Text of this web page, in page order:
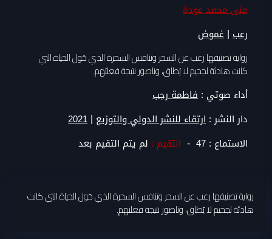
منى محمد عودة
رعب|غموض
رواية تصنيفها رعب عن السحر وتنافس السحرة الذي حَول الحياة التي
كانت هادئة لجحيم لا يُطاق، وناصور نتيجة فعلتهم.
أداء صوتي :فاطمة رجب
دار النشر :ارتقاء للنشر الدولي والتوزيع |
2021
الاستماع : 47
- التقيم : لم يتم التقيم بعد
رواية تصنيفها رعب عن السحر وتنافس السحرة الذي حَول الحياة التي كانت
هادئة لجحيم لا يُطاق، وناصور نتيجة فعلتهم.